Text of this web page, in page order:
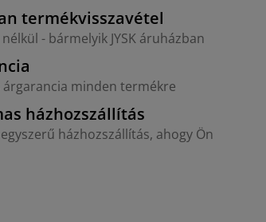
termékvisszavétel
- bármelyik JYSK áruházban
árgarancia minden termékre
házhozszállítás
házhozszállítás, ahogy Ön